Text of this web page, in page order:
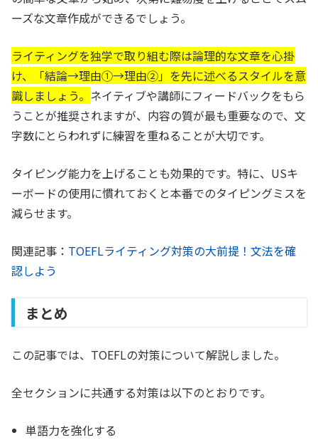
ーズな文章作成ができるでしょう。
ライティングを独学で取り組む際は論理的な文章を心掛
け、「結論→理由①→理由②」を先に述べるスタイルを意
識しましょう。 ネイティブや講師にフィードバックをもら
うことが推奨されますが、内容の質が最も重要なので、文
字数にとらわれずに練習を重ねることが大切です。
タイピング能力を上げることも効果的です。特に、USキ
ーボードの使用に慣れておくと本番でのタイピングミスを
減らせます。
関連記事： TOEFLライティング対策の大前提！文法を確
認しよう
まとめ
この記事では、TOEFLの対策について解説しました。
全セクションに共通する対策は以下のとおりです。
単語力を強化する